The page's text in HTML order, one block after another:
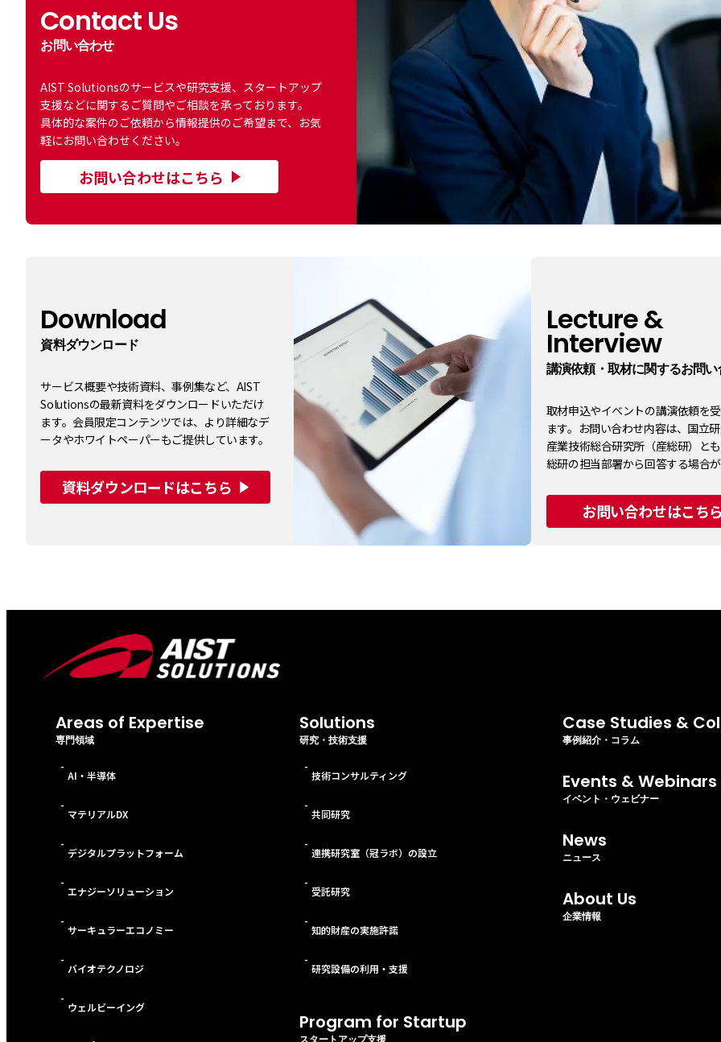
Contact Us
お問い合わせ
AIST Solutionsのサービスや研究支援、スタートアップ
支援などに関するご質問やご相談を承っております。
具体的な案件のご依頼から情報提供のご希望まで、お気
軽にお問い合わせください。
お問い合わせはこちら
Download
資料ダウンロード
サービス概要や技術資料、事例集など、AIST
Solutionsの最新資料をダウンロードいただけ
ます。会員限定コンテンツでは、より詳細なデ
ータやホワイトペーパーもご提供しています。
資料ダウンロードはこちら
Lecture &
Interview
講演依頼・取材に関するお問
取材申込やイベントの講演依頼を
ます。お問い合わせ内容は、国立
産業技術総合研究所（産総研）と
総研の担当部署から回答する場合
お問い合わせはこち
Areas of Expertise
専門領域
-
AI・半導体
-
マテリアルDX
-
デジタルプラットフォーム
-
エナジーソリューション
-
サーキュラーエコノミー
-
バイオテクノロジ
-
ウェルビーイング
Solutions
研究・技術支援
-
技術コンサルティング
-
共同研究
-
連携研究室（冠ラボ）の設立
-
受託研究
-
知的財産の実施許諾
-
研究設備の利用・支援
Program for Startup
スタートアップ支援
Case Studies &
事例紹介・コラム
Events & Webinars
イベント・ウェビナー
News
ニュース
About Us
企業情報